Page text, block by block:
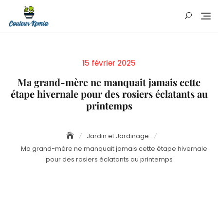
content
Posted
15 février 2025
Ma grand-mère ne manquait jamais cette
étape hivernale pour des rosiers éclatants au
printemps
Jardin et Jardinage
Ma grand-mère ne manquait jamais cette étape hivernale
pour des rosiers éclatants au printemps